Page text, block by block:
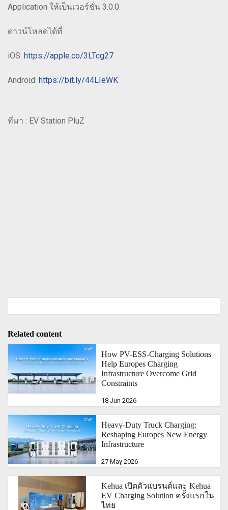
Application ให้เป็นเวอร์ชั่น 3.0.0
ดาวน์โหลดได้ที่
iOS: https://apple.co/3LTcg27
Android: https://bit.ly/44LIeWK
ที่มา : EV Station PluZ
Related content
How PV-ESS-Charging Solutions
Help Europes Charging
Infrastructure Overcome Grid
Constraints
18 Jun 2026
Heavy-Duty Truck Charging:
Reshaping Europes New Energy
Infrastructure
27 May 2026
Kehua เปิดตัวแบรนด์และ Kehua
EV Charging Solution ครั้งแรกใน
ไทย